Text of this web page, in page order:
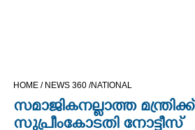
CINEMA
OPINION
HOME / NEWS 360 /NATIONAL
സമാജികനല്ലാത്ത മന്ത്രിക്ക്
സുപ്രീംകോടതി നോട്ടീസ്